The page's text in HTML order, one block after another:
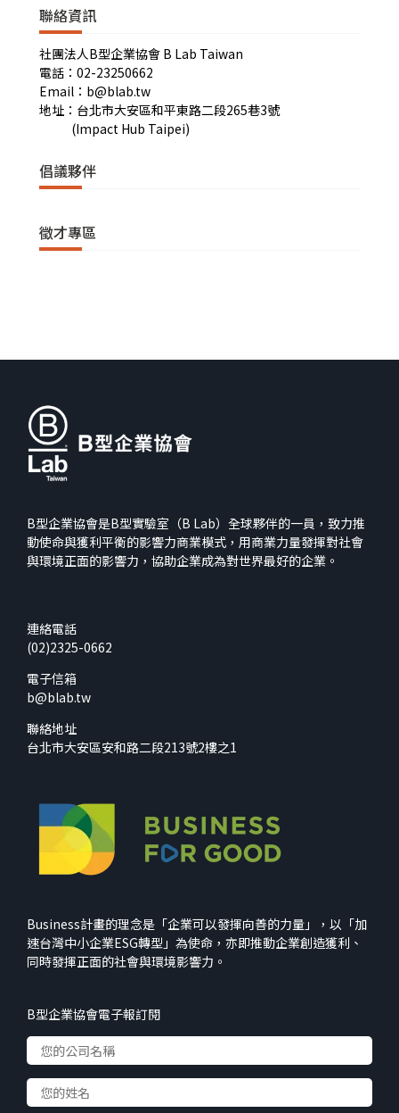
聯絡資訊
社團法人B型企業協會 B Lab Taiwan
電話：02-23250662
Email：b@blab.tw
地址：台北市大安區和平東路二段265巷3號
(Impact Hub Taipei)
倡議夥伴
徵才專區
B型企業協會是B型實驗室（B Lab）全球夥伴的一員，致力推
動使命與獲利平衡的影響力商業模式，用商業力量發揮對社會
與環境正面的影響力，協助企業成為對世界最好的企業。
連絡電話
(02)2325-0662
電子信箱
b@blab.tw
聯絡地址
台北市大安區安和路二段213號2樓之1
Business計畫的理念是「企業可以發揮向善的力量」，以「加
速台灣中小企業ESG轉型」為使命，亦即推動企業創造獲利、
同時發揮正面的社會與環境影響力。
B型企業協會電子報訂閱